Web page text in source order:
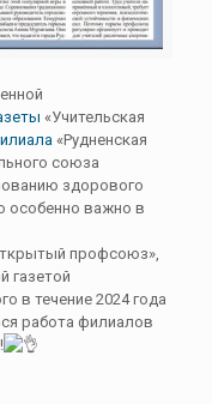
«Учительская
«Рудненская
союза
здорового
особенно важно в
профсоюз»,
газетой
в течение 2024 года
работа филиалов